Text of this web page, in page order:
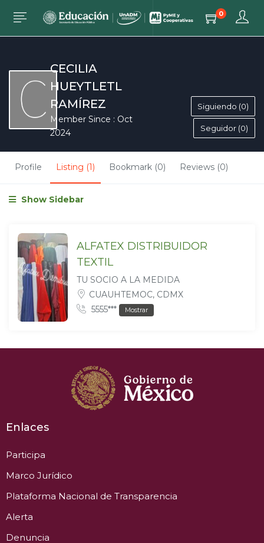
0
CECILIA
HUEYTLETL
RAMÍREZ
Member Since : Oct
2024
Siguiendo (0)
Seguidor (0)
Profile Listing (1) Bookmark (0) Reviews (0)
Show Sidebar
ALFATEX DISTRIBUIDOR
TEXTIL
TU SOCIO A LA MEDIDA
CUAUHTEMOC, CDMX
5555***
Mostrar
Enlaces
Participa
Marco Jurídico
Plataforma Nacional de Transparencia
Alerta
Denuncia